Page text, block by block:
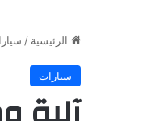
الرئيسية /
سيارات